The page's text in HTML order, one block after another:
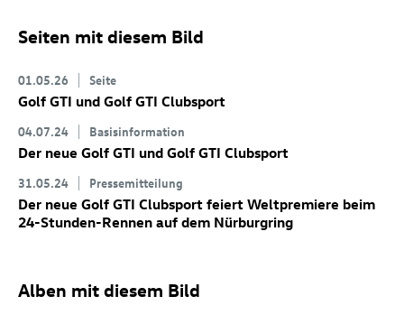
Seiten mit diesem Bild
01.05.26 Seite
Golf GTI und Golf GTI Clubsport
04.07.24 Basisinformation
Der neue Golf GTI und Golf GTI Clubsport
31.05.24 Pressemitteilung
Der neue Golf GTI Clubsport feiert Weltpremiere beim
24-Stunden-Rennen auf dem Nürburgring
Alben mit diesem Bild